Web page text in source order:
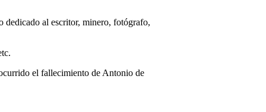
dedicado al escritor, minero, fotógrafo,
el fallecimiento de Antonio de